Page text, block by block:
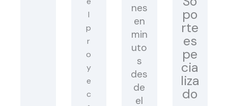
nes
en
min
uto
s
des
de
el
po
rte
es
pe
cia
liza
do